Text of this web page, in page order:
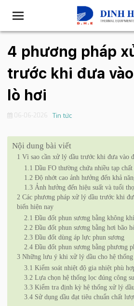
T
g
g
e
n
v
i
t
i
4 phương pháp
trước khi đưa
lò hơi
06-06-2026 Tin tức
Nội dung bài viết
1 Vì sao cần xử lý dầu trước khi đưa vào
1.1 Dầu FO thường chứa nhiều tạp chất
1.2 Độ nhớt cao ảnh hưởng đến khả
1.3 Ảnh hưởng đến hiệu suất và tuổi
2 Các phương pháp xử lý dầu trước khi
biến hiện nay
2.1 Đầu đốt phun sương bằng không khí
2.2 Đầu đốt phun sương bằng hơi bão
2.3 Đầu đốt dùng áp lực phun sương
2.4 Đầu đốt phun sương bằng phương
3 Những lưu ý khi xử lý dầu cho hệ thống
3.1 Kiểm soát nhiệt độ gia nhiệt phù
3.2 Lựa chọn hệ thống lọc đúng công
3.3 Kiểm tra định kỳ hệ thống xử lý
3.4 Sử dụng dầu đạt tiêu chuẩn chất